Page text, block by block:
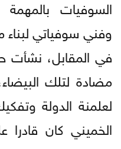
وفني سوفياتي
في المقابل، نشأت
مضادة لتلك
لعلمنة الدولة
الخميني كان